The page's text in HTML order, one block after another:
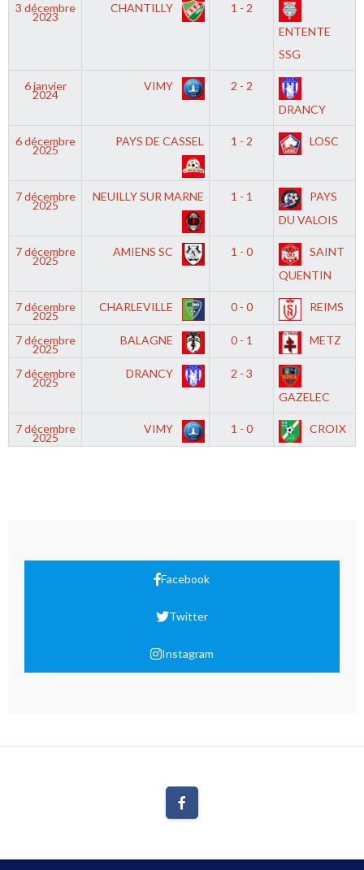
3 décembre
2023
CHANTILLY
1 - 2
ENTENTE
SSG
6 janvier
2024
VIMY
2 - 2
DRANCY
6 décembre
2025
PAYS DE CASSEL 1 - 2 LOSC
7 décembre
2025
NEUILLY SUR MARNE 1 - 1
PAYS
DU VALOIS
7 décembre
2025
AMIENS SC 1 - 0
SAINT
QUENTIN
7 décembre
2025
CHARLEVILLE 0 - 0 REIMS
7 décembre
2025
BALAGNE 0 - 1 METZ
7 décembre
2025
DRANCY
2 - 3
GAZELEC
7 décembre
2025
VIMY 1 - 0 CROIX
Facebook
Twitter
Instagram